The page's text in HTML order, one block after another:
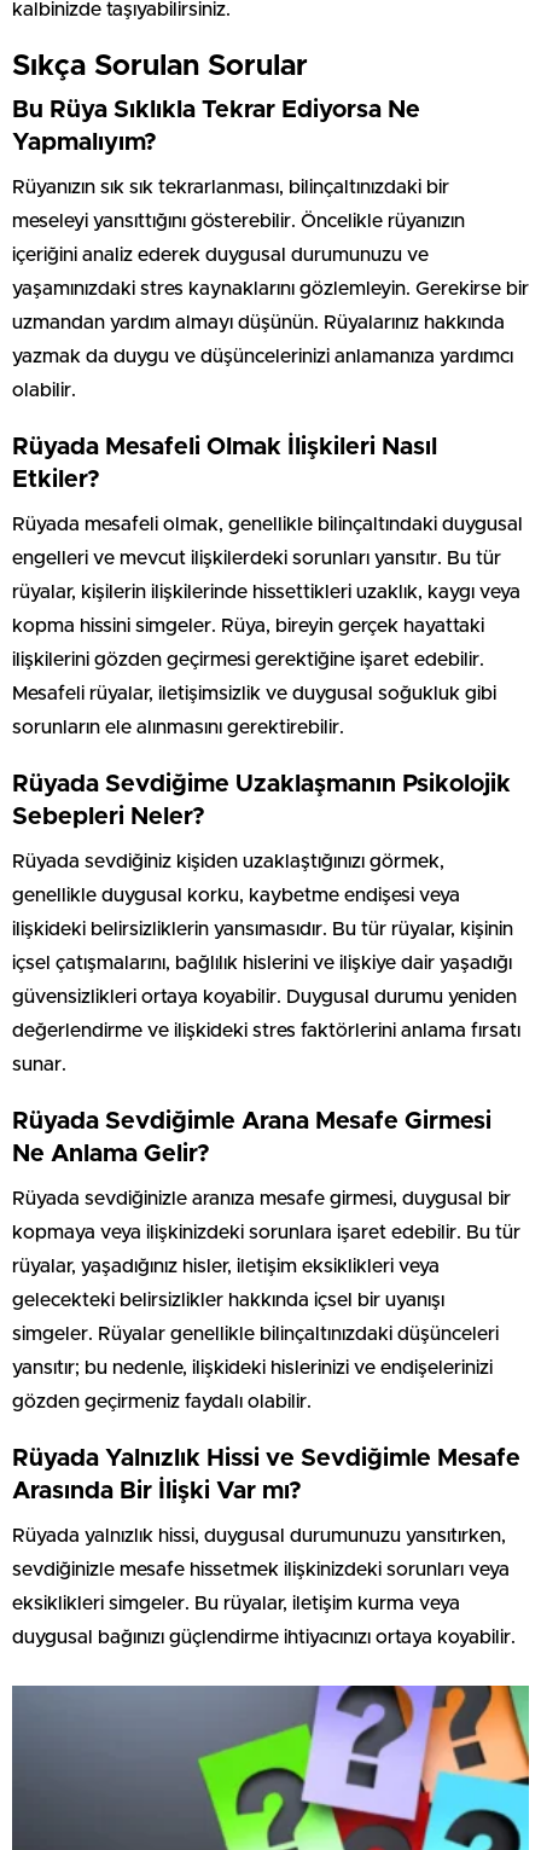
kalbinizde taşıyabilirsiniz.
Sıkça Sorulan Sorular
Bu Rüya Sıklıkla Tekrar Ediyorsa Ne
Yapmalıyım?
Rüyanızın sık sık tekrarlanması, bilinçaltınızdaki bir
meseleyi yansıttığını gösterebilir. Öncelikle rüyanızın
içeriğini analiz ederek duygusal durumunuzu ve
yaşamınızdaki stres kaynaklarını gözlemleyin. Gerekirse bir
uzmandan yardım almayı düşünün. Rüyalarınız hakkında
yazmak da duygu ve düşüncelerinizi anlamanıza yardımcı
olabilir.
Rüyada Mesafeli Olmak İlişkileri Nasıl
Etkiler?
Rüyada mesafeli olmak, genellikle bilinçaltındaki duygusal
engelleri ve mevcut ilişkilerdeki sorunları yansıtır. Bu tür
rüyalar, kişilerin ilişkilerinde hissettikleri uzaklık, kaygı veya
kopma hissini simgeler. Rüya, bireyin gerçek hayattaki
ilişkilerini gözden geçirmesi gerektiğine işaret edebilir.
Mesafeli rüyalar, iletişimsizlik ve duygusal soğukluk gibi
sorunların ele alınmasını gerektirebilir.
Rüyada Sevdiğime Uzaklaşmanın Psikolojik
Sebepleri Neler?
Rüyada sevdiğiniz kişiden uzaklaştığınızı görmek,
genellikle duygusal korku, kaybetme endişesi veya
ilişkideki belirsizliklerin yansımasıdır. Bu tür rüyalar, kişinin
içsel çatışmalarını, bağlılık hislerini ve ilişkiye dair yaşadığı
güvensizlikleri ortaya koyabilir. Duygusal durumu yeniden
değerlendirme ve ilişkideki stres faktörlerini anlama fırsatı
sunar.
Rüyada Sevdiğimle Arana Mesafe Girmesi
Ne Anlama Gelir?
Rüyada sevdiğinizle aranıza mesafe girmesi, duygusal bir
kopmaya veya ilişkinizdeki sorunlara işaret edebilir. Bu tür
rüyalar, yaşadığınız hisler, iletişim eksiklikleri veya
gelecekteki belirsizlikler hakkında içsel bir uyanışı
simgeler. Rüyalar genellikle bilinçaltınızdaki düşünceleri
yansıtır; bu nedenle, ilişkideki hislerinizi ve endişelerinizi
gözden geçirmeniz faydalı olabilir.
Rüyada Yalnızlık Hissi ve Sevdiğimle Mesafe
Arasında Bir İlişki Var mı?
Rüyada yalnızlık hissi, duygusal durumunuzu yansıtırken,
sevdiğinizle mesafe hissetmek ilişkinizdeki sorunları veya
eksiklikleri simgeler. Bu rüyalar, iletişim kurma veya
duygusal bağınızı güçlendirme ihtiyacınızı ortaya koyabilir.